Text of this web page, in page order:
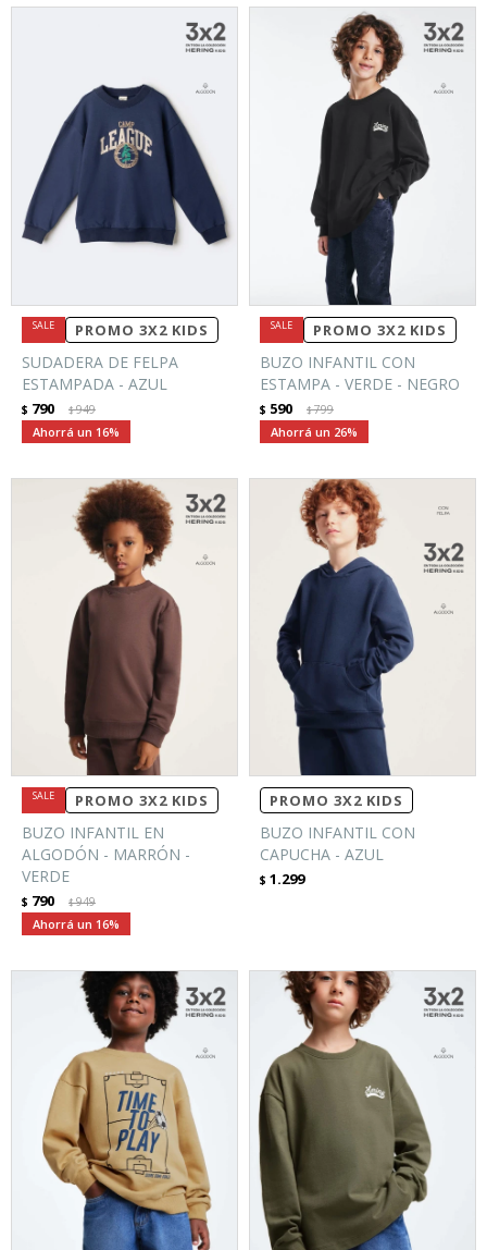
PROMO 3X2 KIDS
SUDADERA DE FELPA
ESTAMPADA - AZUL
$ 790 $949
16
PROMO 3X2 KIDS
BUZO INFANTIL CON
ESTAMPA - VERDE - NEGRO
$ 590 $799
26
PROMO 3X2 KIDS
BUZO INFANTIL EN
ALGODÓN - MARRÓN -
VERDE
$ 790 $949
16
PROMO 3X2 KIDS
BUZO INFANTIL CON
CAPUCHA - AZUL
$ 1.299